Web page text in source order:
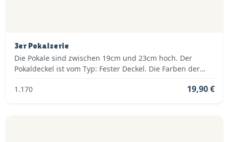
3er Pokalserie
Die Pokale sind zwischen 19cm und 23cm hoch. Der
Pokaldeckel ist vom Typ: Fester Deckel. Die Farben der
1.170
19,90 €